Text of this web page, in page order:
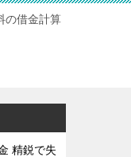
の借金計算
精鋭で失